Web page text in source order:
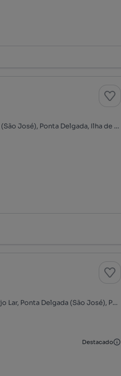
Rua de Santa Catarina, Ponta Delgada (São José), Ponta Delgada, Ilha de São Miguel
Rua Cidade de Toronto - Bairro Arcanjo Lar, Ponta Delgada (São José), Ponta Delgada, Ilha de São Miguel
Destacado